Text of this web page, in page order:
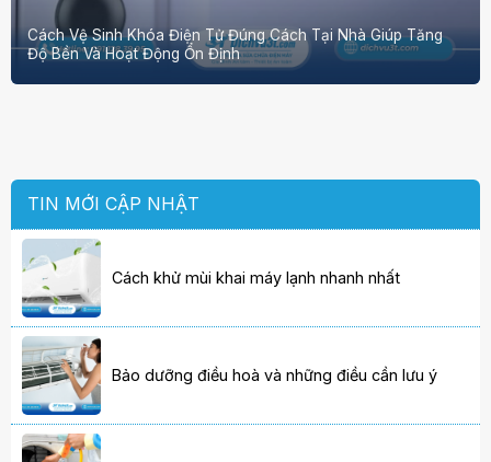
Cách Vệ Sinh Khóa Điện Tử Đúng Cách Tại Nhà Giúp Tăng
Độ Bền Và Hoạt Động Ổn Định
TIN MỚI CẬP NHẬT
Cách khử mùi khai máy lạnh nhanh nhất
Bảo dưỡng điều hoà và những điều cần lưu ý